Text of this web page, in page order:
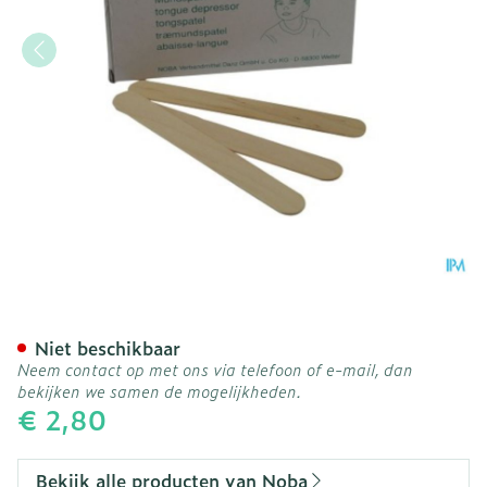
€ 2,80
Niet beschikbaar
Neem contact op met ons via telefoon of e-mail, dan
bekijken we samen de mogelijkheden.
Bekijk alle producten van Noba